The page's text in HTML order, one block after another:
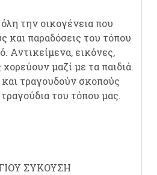
την οικογένεια που
και παραδόσεις του τόπου
Αντικείμενα, εικόνες,
μαζί με τα παιδιά.
τραγουδούν σκοπούς
του τόπου μας.
ΣΥΚΟΥΣΗ